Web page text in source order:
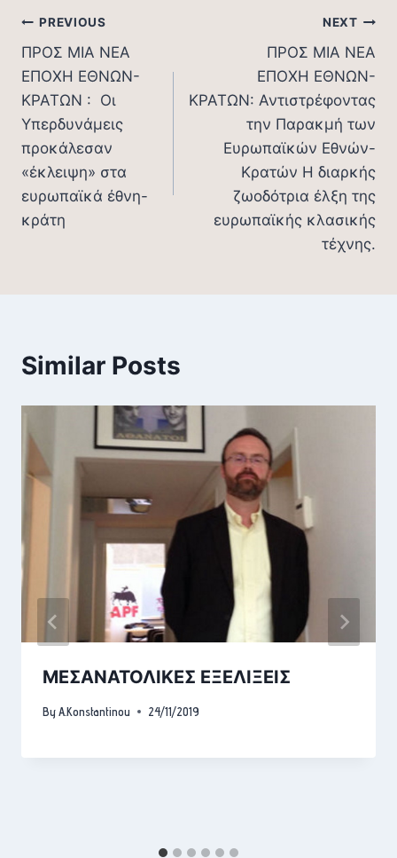
Post
navigation
PREVIOUS
ΠΡΟΣ ΜΙΑ ΝΕΑ
ΕΠΟΧΗ ΕΘΝΩΝ-
ΚΡΑΤΩΝ : Οι
Υπερδυνάμεις
προκάλεσαν
«έκλειψη» στα
ευρωπαϊκά έθνη-
κράτη
NEXT
ΠΡΟΣ ΜΙΑ ΝΕΑ
ΕΠΟΧΗ ΕΘΝΩΝ-
ΚΡΑΤΩΝ: Αντιστρέφοντας
την Παρακμή των
Ευρωπαϊκών Εθνών-
Κρατών Η διαρκής
ζωοδότρια έλξη της
ευρωπαϊκής κλασικής
τέχνης.
Similar Posts
ΜΕΣΑΝΑΤΟΛΙΚΕΣ ΕΞΕΛΙΞΕΙΣ
ByA.Konstantinou 24/11/2019